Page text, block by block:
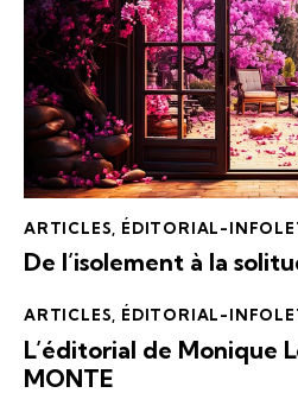
ARTICLES ÉDITORIAL-
De l’isolement à la
ARTICLES, ÉDITORIAL-
L’éditorial de Monique
MONTE